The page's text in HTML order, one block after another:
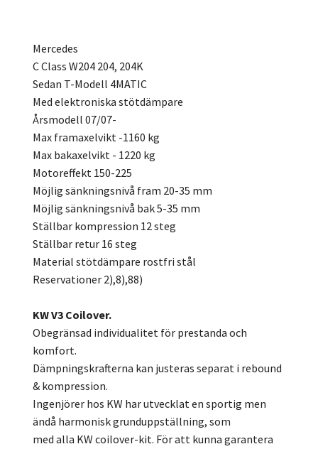
Mercedes
C Class W204 204, 204K
Sedan T-Modell 4MATIC
Med elektroniska stötdämpare
Årsmodell 07/07-
Max framaxelvikt -1160 kg
Max bakaxelvikt - 1220 kg
Motoreffekt 150-225
Möjlig sänkningsnivå fram 20-35 mm
Möjlig sänkningsnivå bak 5-35 mm
Ställbar kompression 12 steg
Ställbar retur 16 steg
Material stötdämpare rostfri stål
Reservationer 2),8),88)
KW V3 Coilover.
Obegränsad individualitet för prestanda och
komfort.
Dämpningskrafterna kan justeras separat i rebound
& kompression.
Ingenjörer hos KW har utvecklat en sportig men
ändå harmonisk grunduppställning, som
med alla KW coilover-kit. För att kunna garantera